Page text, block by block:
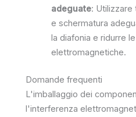
adeguate: Utilizzare
e schermatura
la diafonia e ridurre
elettromagnetiche.
Domande frequenti
L'imballaggio dei
l'interferenza